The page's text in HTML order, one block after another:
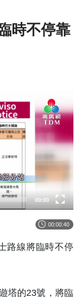
時不停靠
00:00
00:00:40
路線將臨時不停
塔的23號，將臨